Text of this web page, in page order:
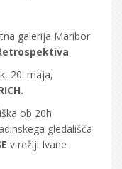
galerija Maribor
.
20. maja,
ob 20h
gledališča
v režiji Ivane